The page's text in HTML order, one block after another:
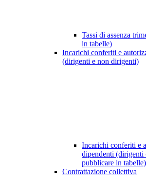
Tassi di assenza
in tabelle)
Incarichi conferiti e
(dirigenti e non dirigenti)
Incarichi conferiti e
dipendenti (dirigenti
pubblicare in tabelle)
Contrattazione collettiva